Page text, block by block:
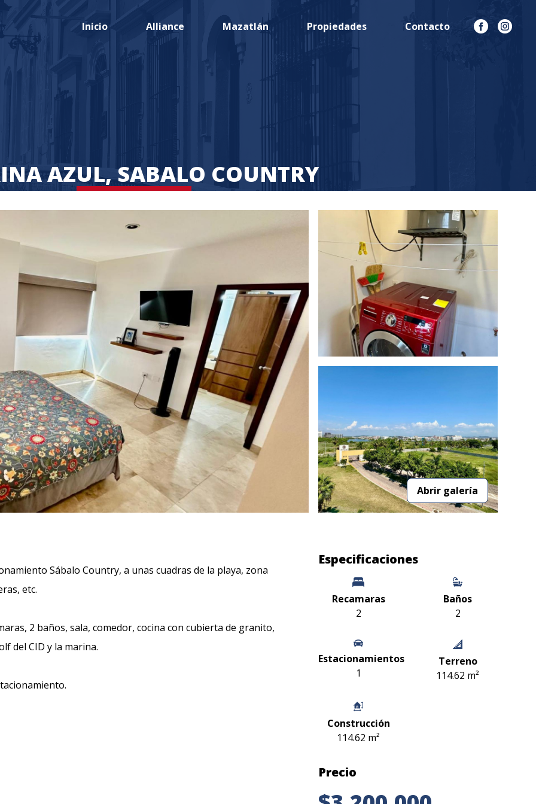
Inicio Alliance Mazatlán Propiedades Contacto
AZUL, SABALO COUNTRY
Abrir galería
Sábalo Country, a unas cuadras de la playa, zona
etc.
2 baños, sala, comedor, cocina con cubierta de granito,
del CID y la marina.
Especificaciones
Recamaras
2
Baños
2
Estacionamientos
1
Terreno
114.62 m²
Construcción
114.62 m²
Precio